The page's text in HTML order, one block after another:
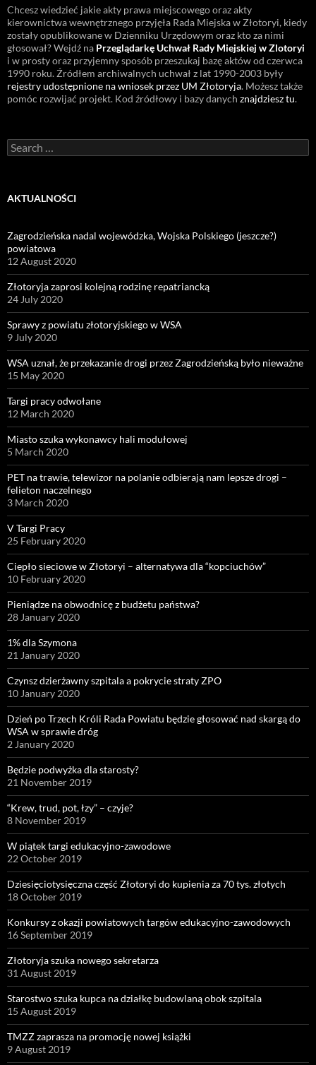
Chcesz wiedzieć jakie akty prawa miejscowego oraz akty
kierownictwa wewnętrznego przyjęła Rada Miejska w Złotoryi, kiedy
zostały opublikowane w Dzienniku Urzędowym oraz kto za nimi
głosował? Wejdź na Przeglądarkę Uchwał Rady Miejskiej w Zlotoryi
i w prosty oraz przyjemny sposób przeszukaj bazę aktów od czerwca
1990 roku. Źródłem archiwalnych uchwał z lat 1990-2003 były
rejestry udostępnione na wniosek przez UM Złotoryja. Możesz także
pomóc rozwijać projekt. Kod źródłowy i bazy danych znajdziesz tu.
Search
for:
AKTUALNOŚCI
Zagrodzieńska nadal wojewódzka, Wojska Polskiego (jeszcze?)
powiatowa
12 August 2020
Złotoryja zaprosi kolejną rodzinę repatriancką
24 July 2020
Sprawy z powiatu złotoryjskiego w WSA
9 July 2020
WSA uznał, że przekazanie drogi przez Zagrodzieńską było nieważne
15 May 2020
Targi pracy odwołane
12 March 2020
Miasto szuka wykonawcy hali modułowej
5 March 2020
PET na trawie, telewizor na polanie odbierają nam lepsze drogi –
felieton naczelnego
3 March 2020
V Targi Pracy
25 February 2020
Ciepło sieciowe w Złotoryi – alternatywa dla “kopciuchów”
10 February 2020
Pieniądze na obwodnicę z budżetu państwa?
28 January 2020
1% dla Szymona
21 January 2020
Czynsz dzierżawny szpitala a pokrycie straty ZPO
10 January 2020
Dzień po Trzech Króli Rada Powiatu będzie głosować nad skargą do
WSA w sprawie dróg
2 January 2020
Będzie podwyżka dla starosty?
21 November 2019
“Krew, trud, pot, łzy” – czyje?
8 November 2019
W piątek targi edukacyjno-zawodowe
22 October 2019
Dziesięciotysięczna część Złotoryi do kupienia za 70 tys. złotych
18 October 2019
Konkursy z okazji powiatowych targów edukacyjno-zawodowych
16 September 2019
Złotoryja szuka nowego sekretarza
31 August 2019
Starostwo szuka kupca na działkę budowlaną obok szpitala
15 August 2019
TMZZ zaprasza na promocję nowej książki
9 August 2019